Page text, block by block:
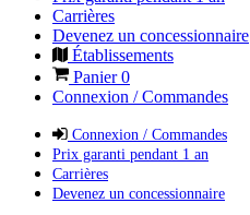
Carrières
Devenez un concessionnaire
Établissements
Panier0
Connexion / Commandes
Connexion / Commandes
Prix garanti pendant 1 an
Carrières
Devenez un concessionnaire